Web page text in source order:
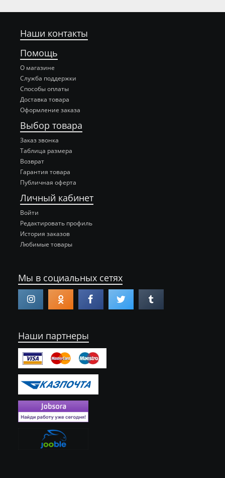
Наши контакты
Помощь
О магазине
Служба поддержки
Способы оплаты
Доставка товара
Оформление заказа
Выбор товара
Заказ звонка
Таблица размера
Возврат
Гарантия товара
Публичная оферта
Личный кабинет
Войти
Редактировать профиль
История заказов
Любимые товары
Мы в социальных сетях
Наши партнеры